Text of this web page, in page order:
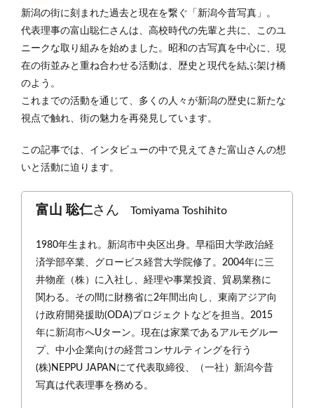
新潟の街に刻まれた過去と現在を繋ぐ「新潟今昔写真」。
代表理事の富山聡仁さんは、高校時代の先輩と共に、このユ
ニークな取り組みを始めました。昭和の古写真を中心に、現
在の街並みと重ね合わせる活動は、歴史と現代を結ぶ架け橋
のよう。
これまでの活動を通じて、多くの人々が新潟の歴史に新たな
視点で触れ、街の魅力を再発見しています。
この記事では、インタビューの中で見えてきた富山さんの想
いと活動に迫ります。
富山 聡仁さん Tomiyama Toshihito
1980年生まれ。新潟市中央区出身。早稲田大学政治経
済学部卒業、グロービス経営大学院修了。2004年に三
井物産（株）に入社し、経理や事業投資、貿易業務に
関わる。その間に財務省に2年間出向し、東南アジア向
け政府開発援助(ODA)プロジェクトなどを担当。2015
年に新潟市へUターン。現在は家業であるアルモグルー
プ、中小企業向けの経営コンサルティングを行う
(株)NEPPU JAPANにて代表取締役、（一社）新潟今昔
写真は代表理事を務める。